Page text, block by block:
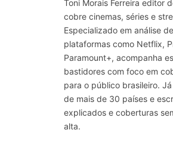
Toni Morais Ferreira editor
cobre cinemas, séries e
Especializado em análise
plataformas como Netflix,
Paramount+, acompanha
bastidores com foco em
para o público brasileiro.
de mais de 30 países e
explicados e coberturas
alta.